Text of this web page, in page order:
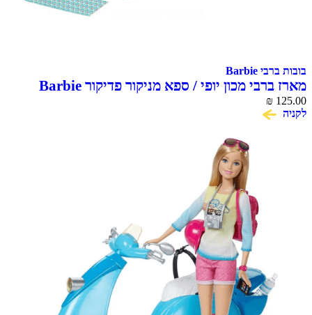
בובות ברבי Barbie
מארז ברבי מכון יופי / ספא מניקור פדיקור Barbie
₪ 125.00
לקניה